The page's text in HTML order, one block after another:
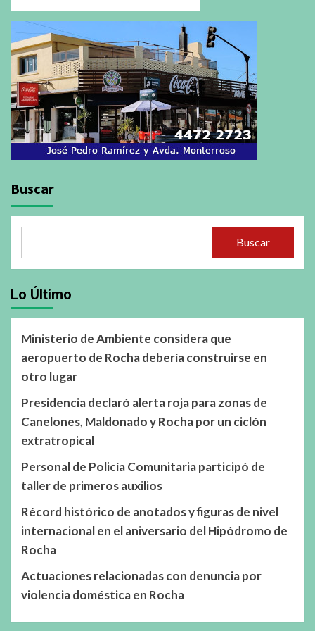
Buscar
Buscar
Lo Último
Ministerio de Ambiente considera que
aeropuerto de Rocha debería construirse en
otro lugar
Presidencia declaró alerta roja para zonas de
Canelones, Maldonado y Rocha por un ciclón
extratropical
Personal de Policía Comunitaria participó de
taller de primeros auxilios
Récord histórico de anotados y figuras de nivel
internacional en el aniversario del Hipódromo de
Rocha
Actuaciones relacionadas con denuncia por
violencia doméstica en Rocha